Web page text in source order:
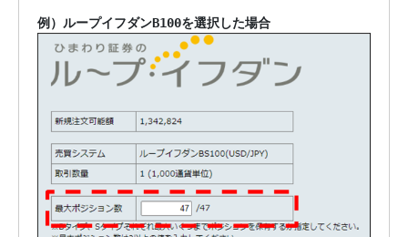
例）ループイフダンB100を選択した場合